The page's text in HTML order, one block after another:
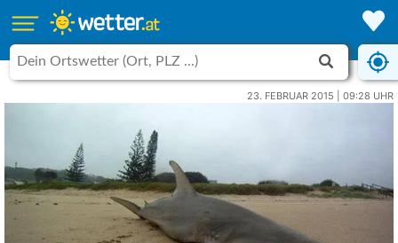
23. FEBRUAR 2015 | 09:28 UHR